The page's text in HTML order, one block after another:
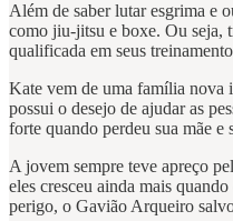
Além de saber lutar esgrima e
como jiu-jitsu e boxe. Ou seja,
qualificada em seus
Kate vem de uma família nova
possui o desejo de ajudar as
forte quando perdeu sua mãe e
A jovem sempre teve apreço
eles cresceu ainda mais
perigo, o Gavião Arqueiro